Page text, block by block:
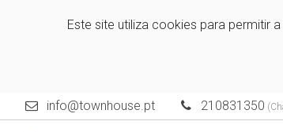
Este site utiliza cookies para permitir
info@townhouse.pt 210831350